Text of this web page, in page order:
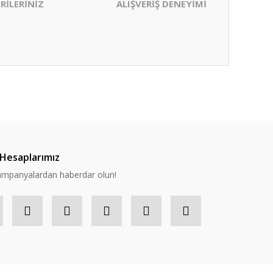
ALIŞVERİŞ DENEYİMİ
haberdar olun!